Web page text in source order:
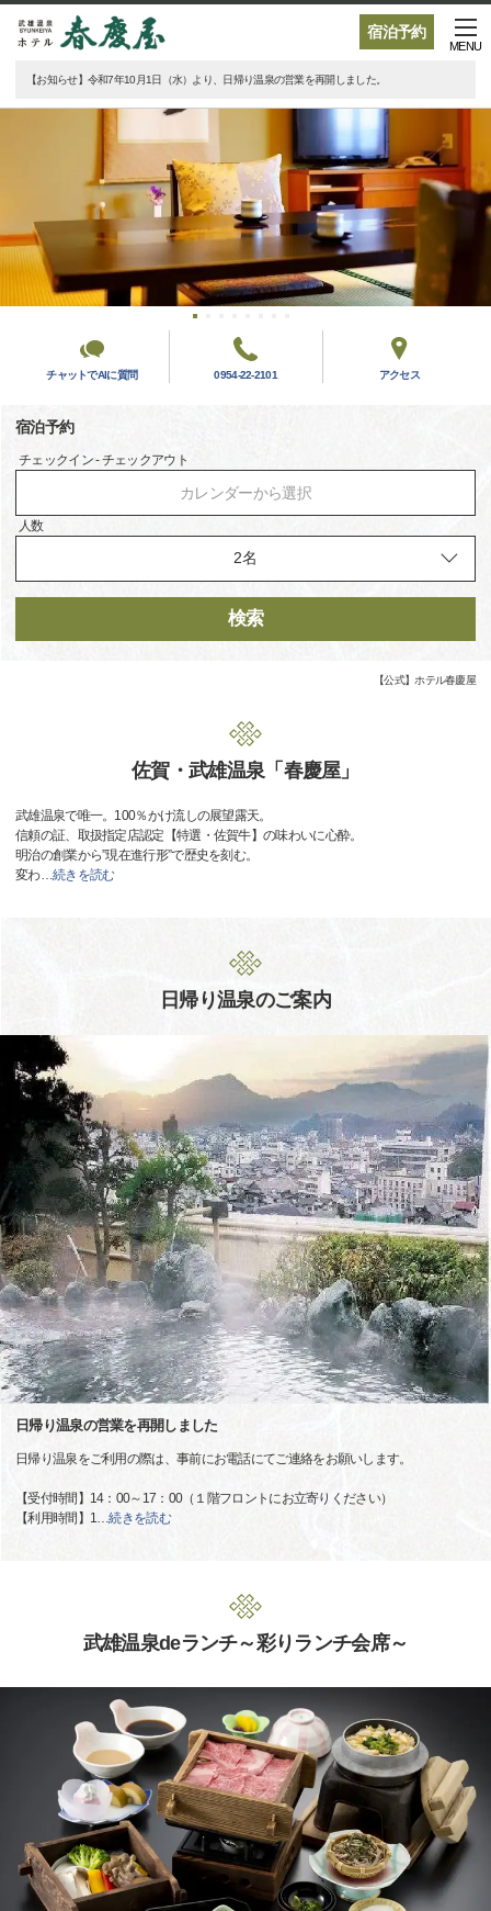
宿泊予約
MENU
【お知らせ】令和7年10月1日（水）より、日帰り温泉の営業を再開しました。
チャットでAIに質問 0954-22-2101 アクセス
宿泊予約
チェックイン - チェックアウト
カレンダーから選択
人数
検索
【公式】ホテル春慶屋
佐賀・武雄温泉「春慶屋」
武雄温泉で唯一。100％かけ流しの展望露天。
信頼の証、取扱指定店認定【特選・佐賀牛】の味わいに心酔。
明治の創業から”現在進行形”で歴史を刻む。
変わ…続きを読む
日帰り温泉のご案内
日帰り温泉の営業を再開しました
日帰り温泉をご利用の際は、事前にお電話にてご連絡をお願いします。
【受付時間】14：00～17：00（１階フロントにお立寄りください）
【利用時間】1…続きを読む
武雄温泉deランチ～彩りランチ会席～